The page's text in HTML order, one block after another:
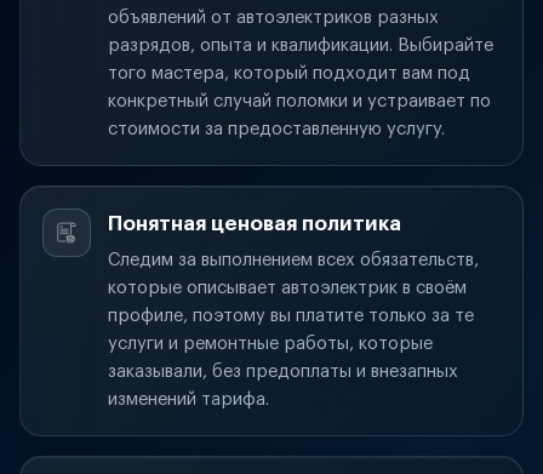
объявлений от автоэлектриков разных
разрядов, опыта и квалификации. Выбирайте
того мастера, который подходит вам под
конкретный случай поломки и устраивает по
стоимости за предоставленную услугу.
Понятная ценовая политика
Следим за выполнением всех обязательств,
которые описывает автоэлектрик в своём
профиле, поэтому вы платите только за те
услуги и ремонтные работы, которые
заказывали, без предоплаты и внезапных
изменений тарифа.